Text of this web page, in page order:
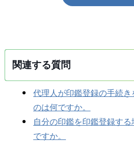
関連する質問
代理人が印鑑登録の手続
のは何ですか。
自分の印鑑を印鑑登録す
ですか。